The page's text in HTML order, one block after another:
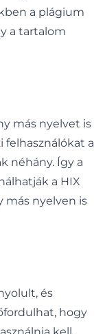
a plágium
a tartalom
más nyelvet is
a
néhány. Így a
a HIX
más nyelven is
és
hogy
kell,